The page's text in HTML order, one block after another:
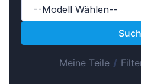
--Modell Wählen--
Meine Teile/